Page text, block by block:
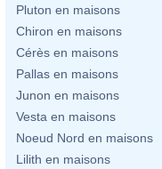
Pluton en maisons
Chiron en maisons
Cérès en maisons
Pallas en maisons
Junon en maisons
Vesta en maisons
Noeud Nord en maisons
Lilith en maisons